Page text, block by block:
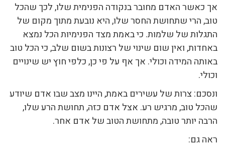
אך כאשר האדם מחובר בנקודה הפנימית שלו, לכך שהכל
טוב, הרי שתחושת החסר שלו, היא נובעת מתוך מקום של
התגלות של שלמות. כי באמת מצד הפנימיות הכל נמצא
באחדות, ואין שום שינוי של רצונות בשום שלב, כי הכל טוב
באותה המידה וכולי. אך אף על פי כן, כלפי חוץ יש שינויים
וכולי.
ונסכם: צרות של עשירים באמת, היינו מצב שבו אדם שיודע
שהכל טוב, מרגיש רע. אצל אדם כזה, תחושת הרע שלו,
הרבה יותר טובה, מתחושת הטוב של אדם אחר.
ראה גם: